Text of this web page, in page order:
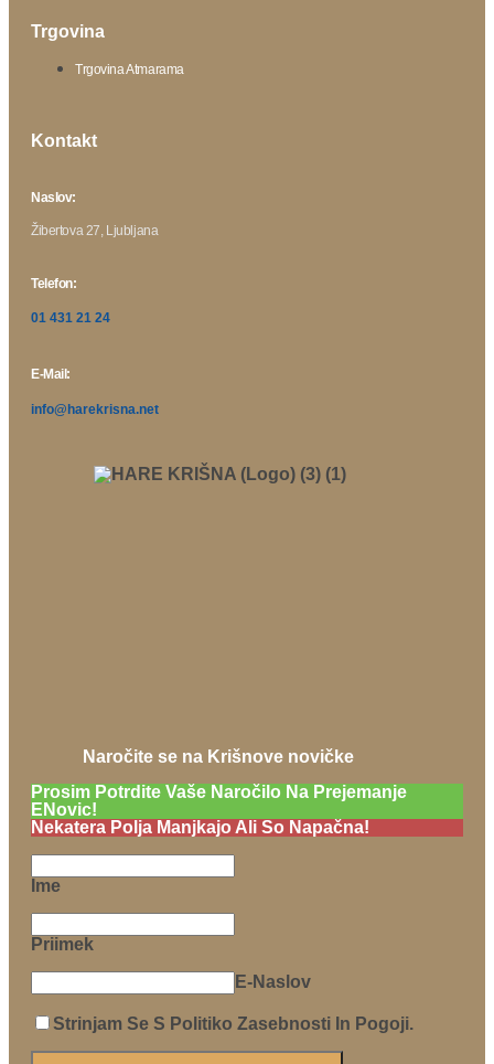
Trgovina
Trgovina Atmarama
Kontakt
Naslov:
Žibertova 27, Ljubljana
Telefon:
01 431 21 24
E-Mail:
info@harekrisna.net
Naročite se na Krišnove novičke
Prosim Potrdite Vaše Naročilo Na Prejemanje
ENovic!
Nekatera Polja Manjkajo Ali So Napačna!
Ime
Priimek
E-Naslov
Strinjam Se S Politiko Zasebnosti In Pogoji.